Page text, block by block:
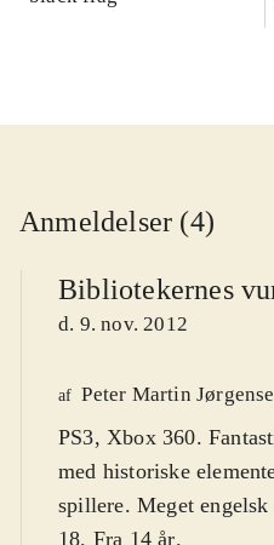
Anmeldelser (4)
Bibliotekernes
d. 9. nov. 2012
af Peter Martin
PS3, Xbox 360.
med historiske
spillere. Meget
18. Fra 14 år.